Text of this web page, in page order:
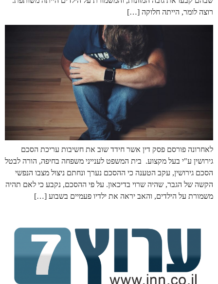
רוצה לומר, הייתה חלוקה […]
לאחרונה פורסם פסק דין אשר חידד שוב את חשיבות עריכת הסכם
גירושין ע"י בעל מקצוע. בית המשפט לענייני משפחה בחיפה, הורה לבטל
הסכם גירושין, עקב הטענה כי ההסכם נערך ונחתם ניצול מצבו הנפשי
הקשה של הגבר, שהיה שרוי בדיכאון. על פי ההסכם, נקבע כי לאם תהיה
משמורת על הילדים, והאב יראה את ילדיו פעמיים בשבוע […]